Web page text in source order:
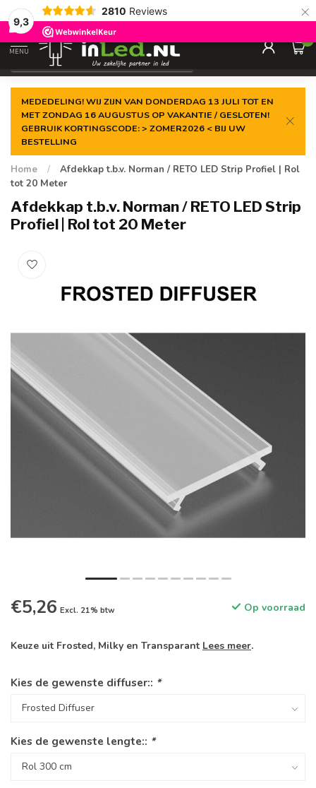
9,3
2810 Reviews ×
Gegarandeerde delaagste prijs
MENU
0
MEDEDELING! WIJ ZIJN VAN DONDERDAG 13 JULI TOT EN
MET ZONDAG 16 AUGUSTUS OP VAKANTIE / GESLOTEN!
GEBRUIK KORTINGSCODE: > ZOMER2026 < BIJ UW
BESTELLING
Home /
Afdekkap t.b.v. Norman / RETO LED Strip Profiel | Rol
tot 20 Meter
Afdekkap t.b.v. Norman / RETO LED Strip
Profiel | Rol tot 20 Meter
€5,26 Excl. 21% btw Op voorraad
Keuze uit Frosted, Milky en Transparant Lees meer.
Kies de gewenste diffuser:: *
Kies de gewenste lengte:: *